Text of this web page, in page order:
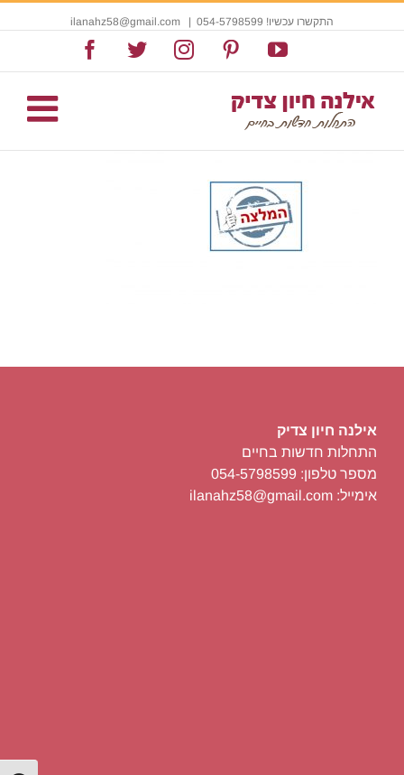
התקשרו עכשיו! 054-5798599 |
YouTube
Pinterest
Instagram
Twitter
אילנה חיון צדיק
התחלות חדשות בחיים
מספר טלפון: 054-5798599
אימייל: ilanahz58@gmail.com